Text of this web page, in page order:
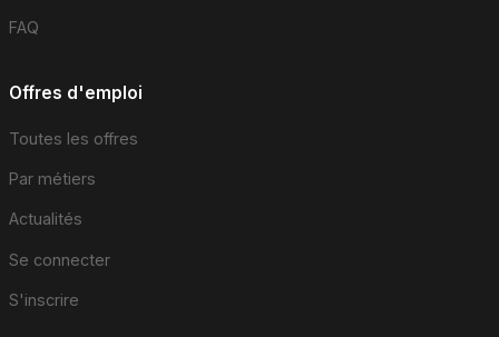
FAQ
Offres d'emploi
Toutes les offres
Par métiers
Actualités
Se connecter
S'inscrire